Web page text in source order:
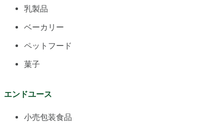
乳製品
ベーカリー
ペットフード
菓子
エンドユース
小売包装食品